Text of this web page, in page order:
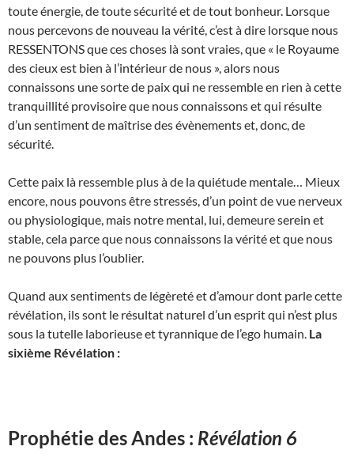
toute énergie, de toute sécurité et de tout bonheur. Lorsque
nous percevons de nouveau la vérité, c’est à dire lorsque nous
RESSENTONS que ces choses là sont vraies, que « le Royaume
des cieux est bien à l’intérieur de nous », alors nous
connaissons une sorte de paix qui ne ressemble en rien à cette
tranquillité provisoire que nous connaissons et qui résulte
d’un sentiment de maîtrise des évènements et, donc, de
sécurité.
Cette paix là ressemble plus à de la quiétude mentale… Mieux
encore, nous pouvons être stressés, d’un point de vue nerveux
ou physiologique, mais notre mental, lui, demeure serein et
stable, cela parce que nous connaissons la vérité et que nous
ne pouvons plus l’oublier.
Quand aux sentiments de légèreté et d’amour dont parle cette
révélation, ils sont le résultat naturel d’un esprit qui n’est plus
sous la tutelle laborieuse et tyrannique de l’ego humain. La
sixième Révélation :
Prophétie des Andes : Révélation 6